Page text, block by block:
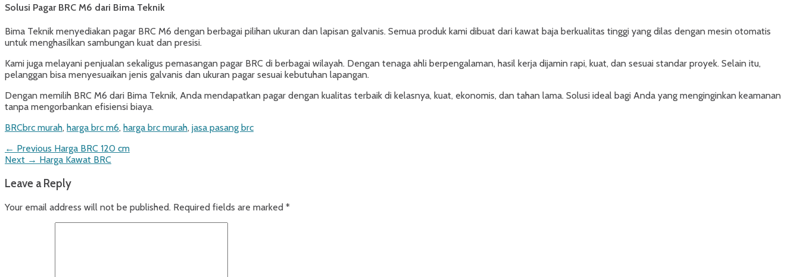
Solusi Pagar BRC M6 dari Bima Teknik
Bima Teknik menyediakan pagar BRC M6 dengan berbagai pilihan ukuran dan lapisan galvanis. Semua produk kami dibuat dari kawat baja berkualitas tinggi yang dilas dengan mesin otomatis
untuk menghasilkan sambungan kuat dan presisi.
Kami juga melayani penjualan sekaligus pemasangan pagar BRC di berbagai wilayah. Dengan tenaga ahli berpengalaman, hasil kerja dijamin rapi, kuat, dan sesuai standar proyek. Selain itu,
pelanggan bisa menyesuaikan jenis galvanis dan ukuran pagar sesuai kebutuhan lapangan.
Dengan memilih BRC M6 dari Bima Teknik, Anda mendapatkan pagar dengan kualitas terbaik di kelasnya, kuat, ekonomis, dan tahan lama. Solusi ideal bagi Anda yang menginginkan keamanan
tanpa mengorbankan efisiensi biaya.
Categories
BRCTags
brc murah, harga brc m6, harga brc murah, jasa pasang brc
Post
navigation
← Previous Previous
post:
Harga BRC 120 cm
Next → Next
Harga Kawat BRC
Leave a Reply
Your email address will not be published. Required fields are marked *